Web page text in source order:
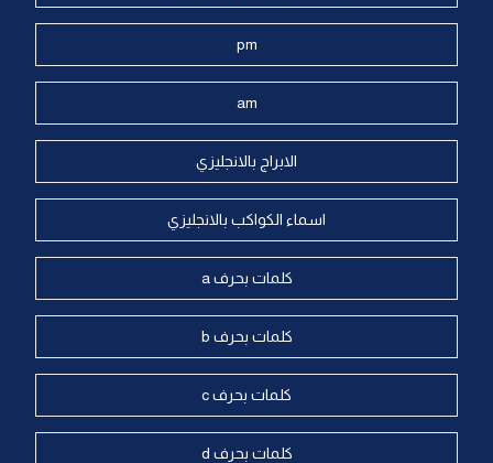
pm
am
الابراج بالانجليزي
اسماء الكواكب بالانجليزي
كلمات بحرف a
كلمات بحرف b
كلمات بحرف c
كلمات بحرف d